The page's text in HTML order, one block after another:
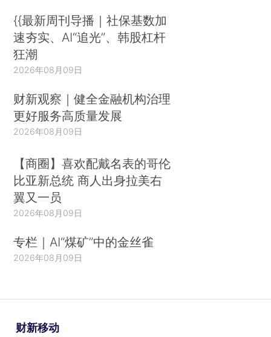
{{最新周刊导播｜社保基数加
速夯实、AI“追光”、韩股杠杆
狂潮
2026年08月09日
财新观察｜健全金融机构治理
更好服务高质量发展
2026年08月09日
【商圈】喜欢配戴名表的哥伦
比亚新总统 商人出身拉美右
翼又一员
2026年08月09日
专栏｜AI“煤矿”中的金丝雀
2026年08月09日
财新移动